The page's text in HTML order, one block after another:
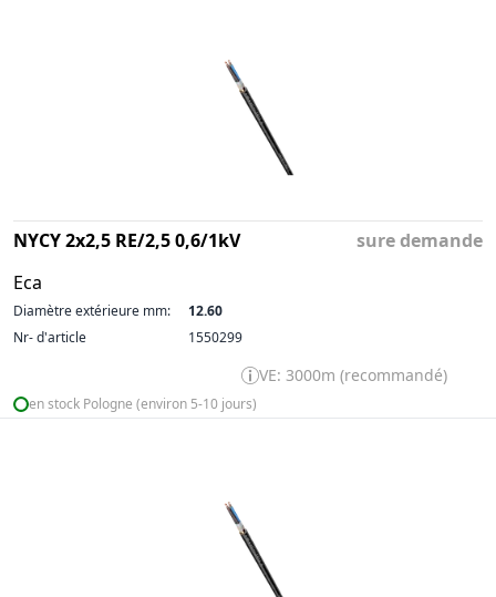
NYCY 2x2,5 RE/2,5 0,6/1kV
Eca
sure demande
Diamètre extérieure mm:
12.60
Nr- d'article
1550299
VE: 3000m (recommandé)
en stock Pologne (environ 5-10 jours)